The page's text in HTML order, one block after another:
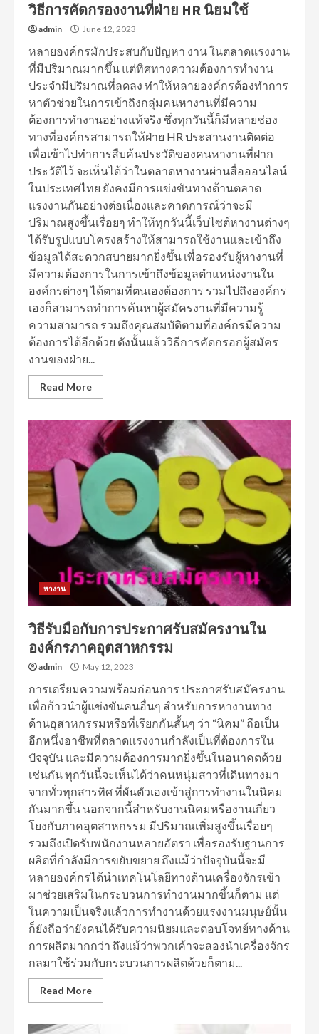
วิธีการคัดกรองงานที่ฝ่าย HR นิยมใช้
admin June 12, 2023
หลายองค์กรมักประสบกับปัญหา งาน ในตลาดแรงงาน
ที่มีปริมาณมากขึ้น แต่ทิศทางความต้องการทำงาน
ประจำมีปริมาณที่ลดลง ทำให้หลายองค์กรต้องทำการ
หาตัวช่วยในการเข้าถึงกลุ่มคนหางานที่มีความ
ต้องการทำงานอย่างแท้จริง ซึ่งทุกวันนี้ก็มีหลายช่อง
ทางที่องค์กรสามารถให้ฝ่าย HR ประสานงานติดต่อ
เพื่อเข้าไปทำการสืบค้นประวัติของคนหางานที่ฝาก
ประวัติไว้ จะเห็นได้ว่าในตลาดหางานผ่านสื่อออนไลน์
ในประเทศไทย ยังคงมีการแข่งขันทางด้านตลาด
แรงงานกันอย่างต่อเนื่องและคาดการณ์ว่าจะมี
ปริมาณสูงขึ้นเรื่อยๆ ทำให้ทุกวันนี้เว็บไซต์หางานต่างๆ
ได้รับรูปแบบโครงสร้างให้สามารถใช้งานและเข้าถึง
ข้อมูลได้สะดวกสบายมากยิ่งขึ้น เพื่อรองรับผู้หางานที่
มีความต้องการในการเข้าถึงข้อมูลตำแหน่งงานใน
องค์กรต่างๆ ได้ตามที่ตนเองต้องการ รวมไปถึงองค์กร
เองก็สามารถทำการค้นหาผู้สมัครงานที่มีความรู้
ความสามารถ รวมถึงคุณสมบัติตามที่องค์กรมีความ
ต้องการได้อีกด้วย ดังนั้นแล้ววิธีการคัดกรอกผู้สมัคร
งานของฝ่าย...
Read More
หางาน
วิธีรับมือกับการประกาศรับสมัครงานใน
องค์กรภาคอุตสาหกรรม
admin May 12, 2023
การเตรียมความพร้อมก่อนการ ประกาศรับสมัครงาน
เพื่อก้าวนำผู้แข่งขันคนอื่นๆ สำหรับการหางานทาง
ด้านอุสาหกรรมหรือที่เรียกกันสั้นๆ ว่า “นิคม” ถือเป็น
อีกหนึ่งอาชีพที่ตลาดแรงงานกำลังเป็นที่ต้องการใน
ปัจจุบัน และมีความต้องการมากยิ่งขึ้นในอนาคตด้วย
เช่นกัน ทุกวันนี้จะเห็นได้ว่าคนหนุ่มสาวที่เดินทางมา
จากทั่วทุกสารทิศ ที่ผันตัวเองเข้าสู่การทำงานในนิคม
กันมากขึ้น นอกจากนี้สำหรับงานนิคมหรืองานเกี่ยว
โยงกับภาคอุตสาหกรรม มีปริมาณเพิ่มสูงขึ้นเรื่อยๆ
รวมถึงเปิดรับพนักงานหลายอัตรา เพื่อรองรับฐานการ
ผลิตที่กำลังมีการขยับขยาย ถึงแม้ว่าปัจจุบันนี้จะมี
หลายองค์กรได้นำเทคโนโลยีทางด้านเครื่องจักรเข้า
มาช่วยเสริมในกระบวนการทำงานมากขึ้นก็ตาม แต่
ในความเป็นจริงแล้วการทำงานด้วยแรงงานมนุษย์นั้น
ก็ยังถือว่ายังคนได้รับความนิยมและตอบโจทย์ทางด้าน
การผลิตมากกว่า ถึงแม้ว่าพวกเค้าจะลองนำเครื่องจักร
กลมาใช้ร่วมกับกระบวนการผลิตด้วยก็ตาม...
Read More